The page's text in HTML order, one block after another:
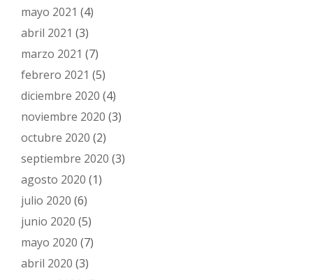
mayo 2021 (4)
abril 2021 (3)
marzo 2021 (7)
febrero 2021 (5)
diciembre 2020 (4)
noviembre 2020 (3)
octubre 2020 (2)
septiembre 2020 (3)
agosto 2020 (1)
julio 2020 (6)
junio 2020 (5)
mayo 2020 (7)
abril 2020 (3)